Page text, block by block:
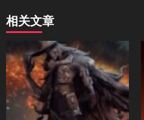
相关文章